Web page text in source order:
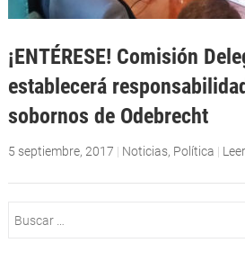
¡ENTÉRESE! Comisión
establecerá
sobornos de Odebrecht
5 septiembre, 2017 | Noticias, Política |